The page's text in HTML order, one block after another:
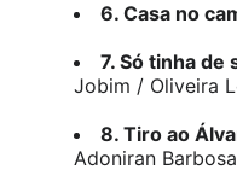
6. Casa no
7. Só tinha de
Jobim / Oliveira
8. Tiro ao
Adoniran Barbosa